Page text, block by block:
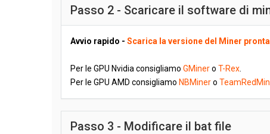
Passo 2 - Scaricare il software di
Avvio rapido - Scarica la versione del Miner
Per le GPU Nvidia consigliamo GMinero T-Rex
Per le GPU AMD consigliamo NBMinero
Passo 3 - Modificare il bat file